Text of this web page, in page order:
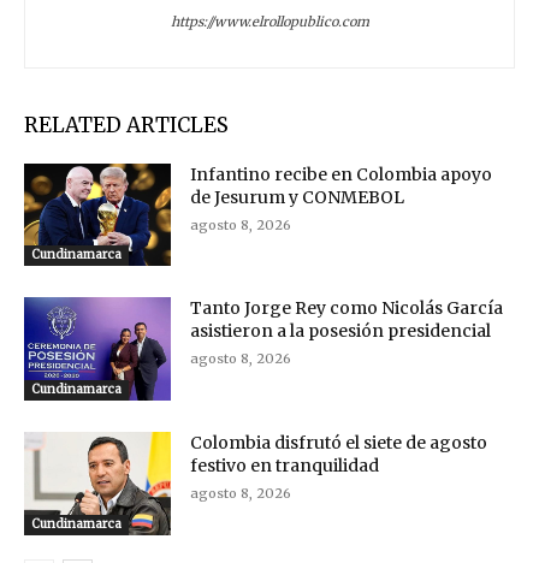
https://www.elrollopublico.com
RELATED ARTICLES
Cundinamarca
Infantino recibe en Colombia apoyo
de Jesurum y CONMEBOL
agosto 8, 2026
Cundinamarca
Tanto Jorge Rey como Nicolás García
asistieron a la posesión presidencial
agosto 8, 2026
Cundinamarca
Colombia disfrutó el siete de agosto
festivo en tranquilidad
agosto 8, 2026